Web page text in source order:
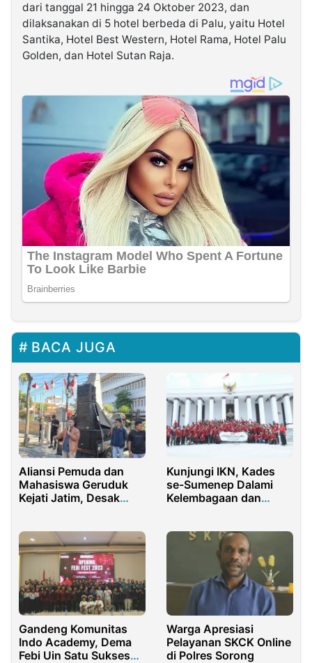
dari tanggal 21 hingga 24 Oktober 2023, dan
dilaksanakan di 5 hotel berbeda di Palu, yaitu Hotel
Santika, Hotel Best Western, Hotel Rama, Hotel Palu
Golden, dan Hotel Sutan Raja.
BACA JUGA
Aliansi Pemuda dan
Mahasiswa Geruduk
Kejati Jatim, Desak
Pendidikan
Kunjungi IKN, Kades
se-Sumenep Dalami
Kelembagaan dan
Gandeng Komunitas
Indo Academy, Dema
Febi Uin Satu Sukses
Warga Apresiasi
Pelayanan SKCK Online
di Polres Sorong